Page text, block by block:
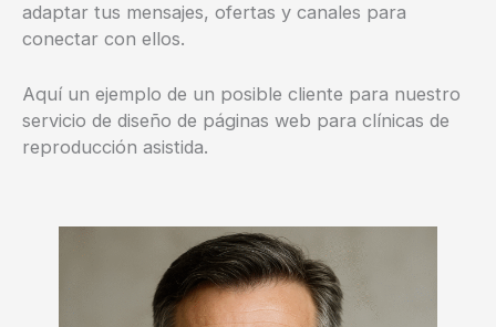
adaptar tus mensajes, ofertas y canales para
conectar con ellos.
Aquí un ejemplo de un posible cliente para nuestro
servicio de diseño de páginas web para clínicas de
reproducción asistida.